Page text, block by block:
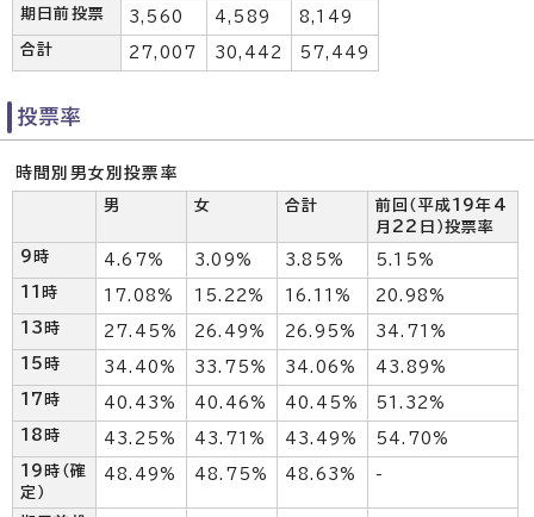
期日前投票 3,560 4,589 8,149
合計 27,007 30,442 57,449
投票率
時間別男女別投票率
男 女 合計
前回（平成19年4
月22日）投票率
9時
4.67% 3.09% 3.85% 5.15%
11時 17.08% 15.22% 16.11% 20.98%
13時 27.45% 26.49% 26.95% 34.71%
15時 34.40% 33.75% 34.06% 43.89%
17時 40.43% 40.46% 40.45% 51.32%
18時 43.25% 43.71% 43.49% 54.70%
19時（確
定）
48.49% 48.75% 48.63% -